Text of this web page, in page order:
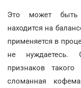
Это может быть
находится на
применяется в
не нуждаетесь.
признаков
сломанная